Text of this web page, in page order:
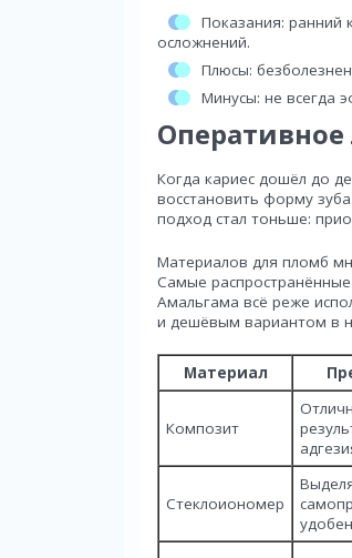
Показания: ранний
осложнений.
Плюсы:
Минусы: не всегда
Когда кариес дошёл до
восстановить форму
подход стал тоньше:
Материалов для пломб
Самые
Амальгама всё реже
и дешёвым вариантом в
Материал
Композит
Стеклоиономер